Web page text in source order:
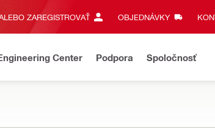
ZAREGISTROVAŤ OBJEDNÁVKY
Center Podpora Spoločnosť